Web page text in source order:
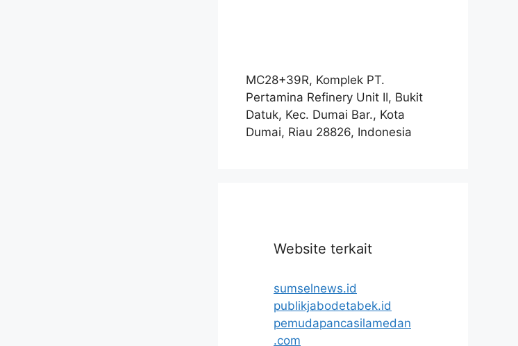
MC28+39R, Komplek PT.
Pertamina Refinery Unit II, Bukit
Datuk, Kec. Dumai Bar., Kota
Dumai, Riau 28826, Indonesia
Website terkait
sumselnews.id
publikjabodetabek.id
pemudapancasilamedan
.com